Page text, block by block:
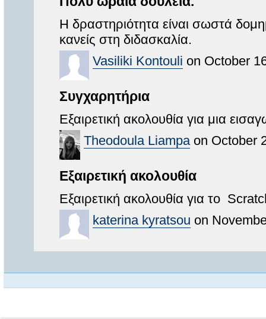
Η δραστηριότητα είναι σωστά
κανείς στη διδασκαλία.
Vasiliki Kontouli on October
Συγχαρητήρια
Εξαιρετική ακολουθία για μια
Theodoula Liampaon October
Εξαιρετική ακολουθία
Εξαιρετική ακολουθία για το
katerina kyratsou on